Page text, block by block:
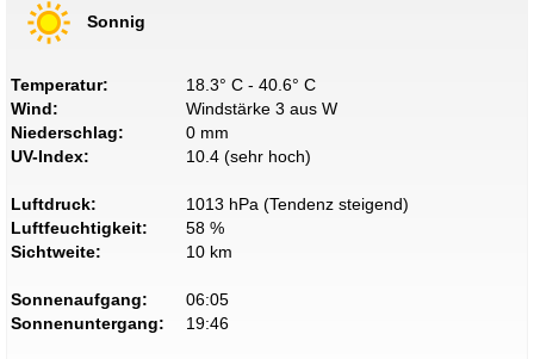
Sonnig
Temperatur:
18.3° C - 40.6° C
Wind:
Windstärke 3 aus W
Niederschlag:
0 mm
UV-Index:
10.4 (sehr hoch)
Luftdruck:
1013 hPa (Tendenz steigend)
Luftfeuchtigkeit:
58 %
Sichtweite:
10 km
Sonnenaufgang:
06:05
Sonnenuntergang:
19:46